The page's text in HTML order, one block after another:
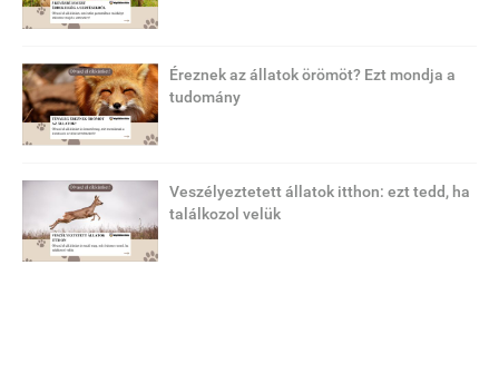
Éreznek az állatok örömöt? Ezt mondja a
tudomány
Veszélyeztetett állatok itthon: ezt tedd, ha
találkozol velük